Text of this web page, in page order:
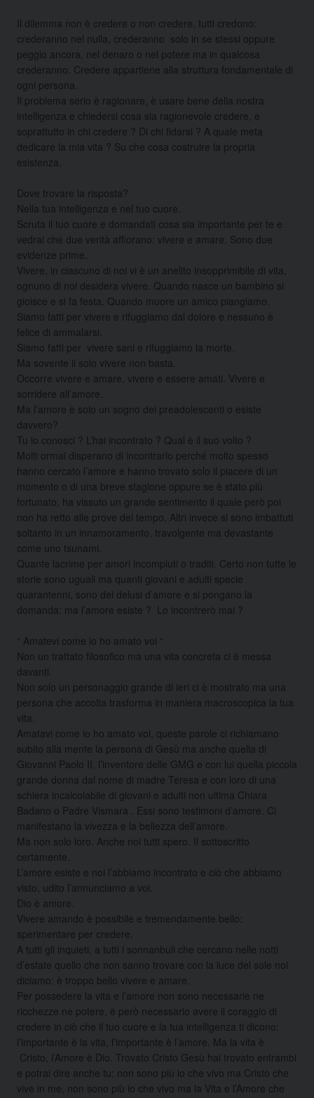
Il dilemma non è credere o non credere, tutti credono:
crederanno nel nulla, crederanno solo in se stessi oppure
peggio ancora, nel denaro o nel potere ma in qualcosa
crederanno. Credere appartiene alla struttura fondamentale di
ogni persona.
Il problema serio è ragionare, è usare bene della nostra
intelligenza e chiedersi cosa sia ragionevole credere, e
soprattutto in chi credere ? Di chi fidarsi ? A quale meta
dedicare la mia vita ? Su che cosa costruire la propria
esistenza.
Dove trovare la risposta?
Nella tua intelligenza e nel tuo cuore.
Scruta il tuo cuore e domandati cosa sia importante per te e
vedrai che due verità affiorano: vivere e amare. Sono due
evidenze prime.
Vivere, in ciascuno di noi vi è un anelito insopprimibile di vita,
ognuno di noi desidera vivere. Quando nasce un bambino si
gioisce e si fa festa. Quando muore un amico piangiamo.
Siamo fatti per vivere e rifuggiamo dal dolore e nessuno è
felice di ammalarsi.
Siamo fatti per vivere sani e rifuggiamo la morte.
Ma sovente il solo vivere non basta.
Occorre vivere e amare, vivere e essere amati. Vivere e
sorridere all’amore.
Ma l’amore è solo un sogno dei preadolescenti o esiste
davvero?
Tu lo conosci ? L’hai incontrato ? Qual è il suo volto ?
Molti ormai disperano di incontrarlo perché molto spesso
hanno cercato l’amore e hanno trovato solo il piacere di un
momento o di una breve stagione oppure se è stato più
fortunato, ha vissuto un grande sentimento il quale però poi
non ha retto alle prove del tempo. Altri invece si sono imbattuti
soltanto in un innamoramento, travolgente ma devastante
come uno tsunami.
Quante lacrime per amori incompiuti o traditi. Certo non tutte le
storie sono uguali ma quanti giovani e adulti specie
quarantenni, sono dei delusi d’amore e si pongano la
domanda: ma l’amore esiste ? Lo incontrerò mai ?
“ Amatevi come io ho amato voi “
Non un trattato filosofico ma una vita concreta ci è messa
davanti.
Non solo un personaggio grande di ieri ci è mostrato ma una
persona che accolta trasforma in maniera macroscopica la tua
vita.
Amatavi come io ho amato voi, queste parole ci richiamano
subito alla mente la persona di Gesù ma anche quella di
Giovanni Paolo II, l’inventore delle GMG e con lui quella piccola
grande donna dal nome di madre Teresa e con loro di una
schiera incalcolabile di giovani e adulti non ultima Chiara
Badano o Padre Vismara . Essi sono testimoni d’amore. Ci
manifestano la vivezza e la bellezza dell’amore.
Ma non solo loro. Anche noi tutti spero. Il sottoscritto
certamente.
L’amore esiste e noi l’abbiamo incontrato e ciò che abbiamo
visto, udito l’annunciamo a voi.
Dio è amore.
Vivere amando è possibile e tremendamente bello:
sperimentare per credere.
A tutti gli inquieti, a tutti i sonnanbuli che cercano nelle notti
d’estate quello che non sanno trovare con la luce del sole noi
diciamo: è troppo bello vivere e amare.
Per possedere la vita e l’amore non sono necessarie ne
ricchezze ne potere, è però necessario avere il coraggio di
credere in ciò che il tuo cuore e la tua intelligenza ti dicono:
l’importante è la vita, l’importante è l’amore. Ma la vita è
Cristo, l’Amore è Dio. Trovato Cristo Gesù hai trovato entrambi
e potrai dire anche tu: non sono più io che vivo ma Cristo che
vive in me, non sono più io che vivo ma la Vita e l’Amore che